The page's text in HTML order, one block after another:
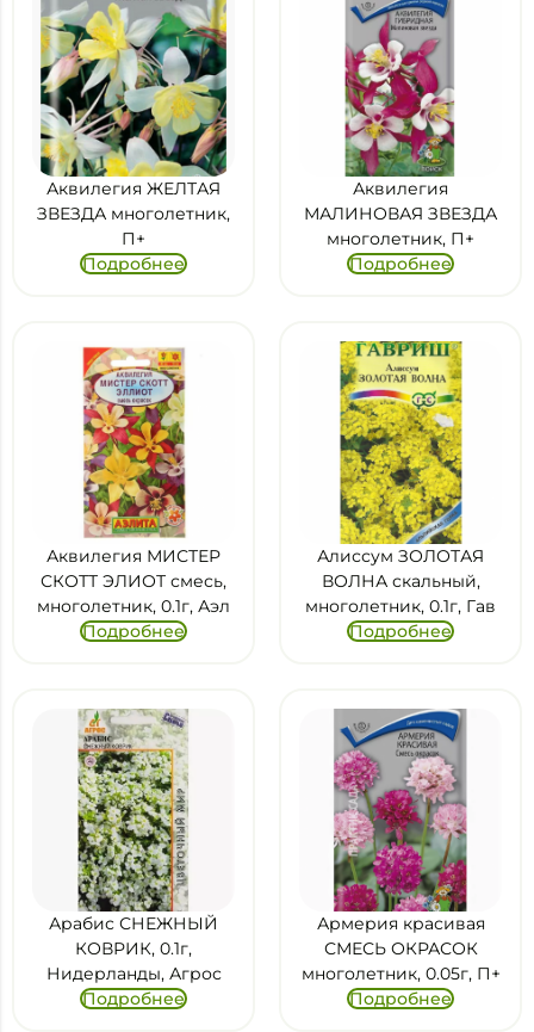
Аквилегия ЖЕЛТАЯ
ЗВЕЗДА многолетник,
П+
Подробнее
Аквилегия
МАЛИНОВАЯ ЗВЕЗДА
многолетник, П+
Подробнее
Аквилегия МИСТЕР
СКОТТ ЭЛИОТ смесь,
многолетник, 0.1г, Аэл
Подробнее
Алиссум ЗОЛОТАЯ
ВОЛНА скальный,
многолетник, 0.1г, Гав
Подробнее
Арабис СНЕЖНЫЙ
КОВРИК, 0.1г,
Нидерланды, Агрос
Подробнее
Армерия красивая
СМЕСЬ ОКРАСОК
многолетник, 0.05г, П+
Подробнее